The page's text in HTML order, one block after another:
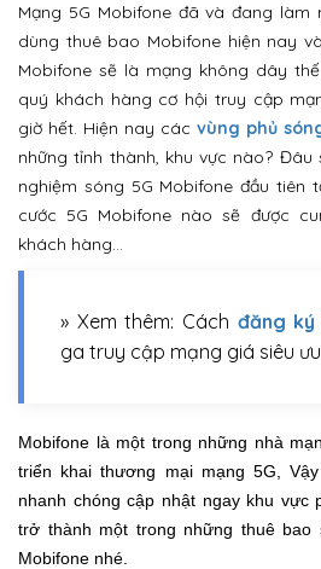
Mạng 5G Mobifone đã và đang làm
dùng thuê bao Mobifone hiện nay
Mobifone sẽ là mạng không dây
quý khách hàng cơ hội truy cập
giờ hết. Hiện nay các vùng phủ
những tỉnh thành, khu vực nào?
nghiệm sóng 5G Mobifone đầu tiên
cước 5G Mobifone nào sẽ được
khách hàng…
» Xem thêm: Cách đăng ký
ga truy cập mạng giá siêu
Mobifone là một trong những nhà
triển khai thương mại mạng 5G,
nhanh chóng cập nhật ngay khu vực
trở thành một trong những thuê bao
Mobifone nhé.